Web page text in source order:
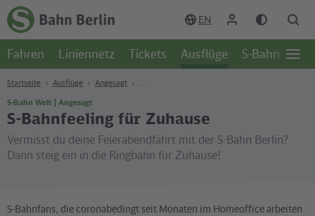
Zum Hauptinhalt
Zur Suche
Zur Hauptnavigation
Zur Fußzeile
Zur
Startseite
S-
Bahn
EN
Fahren Liniennetz Tickets Ausflüge S-Bahn-Welt
Startseite Ausflüge Angesagt
S-Bahn Welt | Angesagt
S-Bahnfeeling für Zuhause
Vermisst du deine Feierabendfahrt mit der S-Bahn Berlin?
Dann steig ein in die Ringbahn für Zuhause!
S-Bahnfans, die coronabedingt seit Monaten im Homeoffice arbeiten